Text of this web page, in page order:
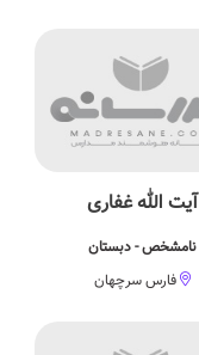
آیت الله غفاری
نامشخص - دبستان
فارس سرچهان